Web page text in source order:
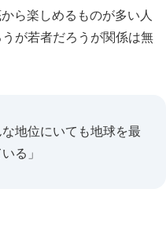
ら楽しめるものが多い人
が若者だろうが関係は無
地位にいても地球を最
る」